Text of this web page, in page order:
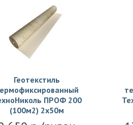
Геотекстиль
ПРОФ 200
(100м2) 2х50м